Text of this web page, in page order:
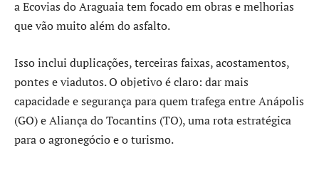
a Ecovias do Araguaia tem focado em obras e melhorias
que vão muito além do asfalto.
Isso inclui duplicações, terceiras faixas, acostamentos,
pontes e viadutos. O objetivo é claro: dar mais
capacidade e segurança para quem trafega entre Anápolis
(GO) e Aliança do Tocantins (TO), uma rota estratégica
para o agronegócio e o turismo.